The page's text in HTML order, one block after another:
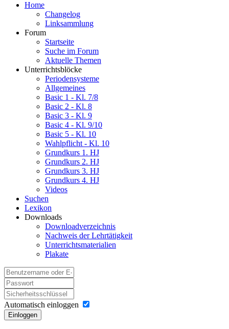
Home
Changelog
Linksammlung
Forum
Startseite
Suche im Forum
Aktuelle Themen
Unterrichtsblöcke
Periodensysteme
Allgemeines
Basic 1 - Kl. 7/8
Basic 2 - Kl. 8
Basic 3 - Kl. 9
Basic 4 - Kl. 9/10
Basic 5 - Kl. 10
Wahlpflicht - Kl. 10
Grundkurs 1. HJ
Grundkurs 2. HJ
Grundkurs 3. HJ
Grundkurs 4. HJ
Videos
Suchen
Lexikon
Downloads
Downloadverzeichnis
Nachweis der Lehrtätigkeit
Unterrichtsmaterialien
Plakate
Automatisch einloggen
Einloggen